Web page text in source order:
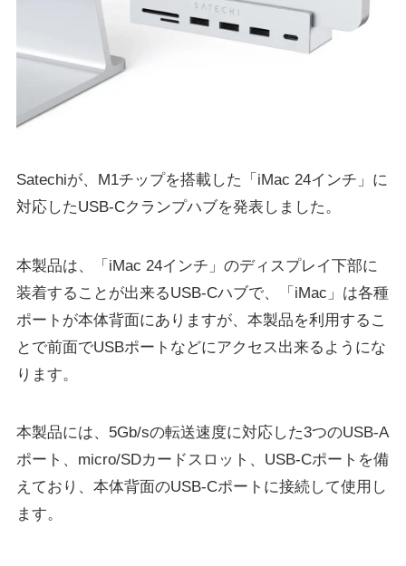
Satechiが、M1チップを搭載した「iMac 24インチ」に
対応したUSB-Cクランプハブを発表しました。
本製品は、「iMac 24インチ」のディスプレイ下部に
装着することが出来るUSB-Cハブで、「iMac」は各種
ポートが本体背面にありますが、本製品を利用するこ
とで前面でUSBポートなどにアクセス出来るようにな
ります。
本製品には、5Gb/sの転送速度に対応した3つのUSB-A
ポート、micro/SDカードスロット、USB-Cポートを備
えており、本体背面のUSB-Cポートに接続して使用し
ます。